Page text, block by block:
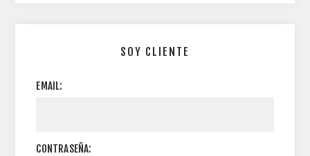
SOY CLIENTE
EMAIL:
CONTRASEÑA: